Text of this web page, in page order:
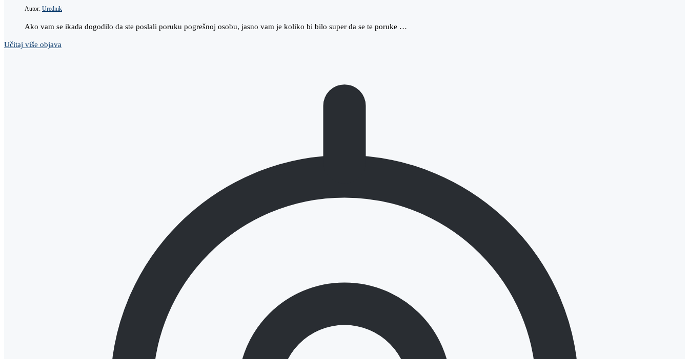
Autor: Urednik
Ako vam se ikada dogodilo da ste poslali poruku pogrešnoj osobu, jasno vam je koliko bi bilo super da se te poruke …
Učitaj više objava